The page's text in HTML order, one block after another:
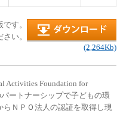
す。
い。
(2,264Kb)
Activities Foundation for
ートナーシップで子どもの環
ＮＰＯ法人の認証を取得し現